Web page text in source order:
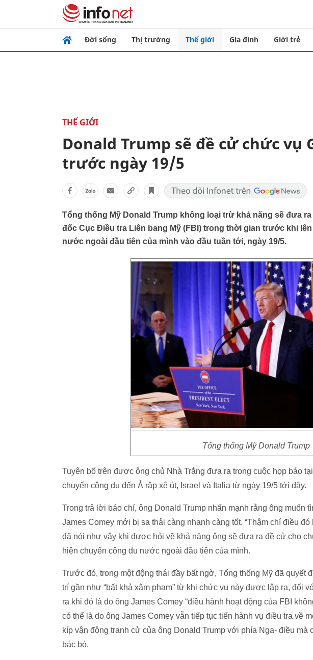
Đời sống Thị trường Thế giới Gia đình Giới trẻ
THẾ GIỚI
Donald Trump sẽ đề cử chức vụ
trước ngày 19/5
Tổng thống Mỹ Donald Trump không loại trừ khả năng sẽ đưa
đốc Cục Điều tra Liên bang Mỹ (FBI) trong thời gian trước khi
nước ngoài đầu tiên của mình vào đầu tuần tới, ngày 19/5.
Tổng thống Mỹ Donald Trump
Tuyên bố trên được ông chủ Nhà Trắng đưa ra trong cuộc họp báo
chuyến công du đến Ả rập xê út, Israel và Italia từ ngày 19/5 tới đây.
Trong trả lời báo chí, ông Donald Trump nhấn mạnh rằng ông muốn
James Comey mới bị sa thải càng nhanh càng tốt. “Thậm chí điều
đã nói như vậy khi được hỏi về khả năng ông sẽ đưa ra đề cử cho
hiện chuyến công du nước ngoài đầu tiên của mình.
Trước đó, trong một động thái đầy bất ngờ, Tổng thống Mỹ đã quyết
trí gần như “bất khả xâm phạm” từ khi chức vụ này được lập ra, đối
ra khi đó là do ông James Comey “điều hành hoạt động của FBI
có thể là do ông James Comey vẫn tiếp tục tiến hành vụ điều tra về
kíp vận động tranh cử của ông Donald Trump với phía Nga- điều mà
bác bỏ.